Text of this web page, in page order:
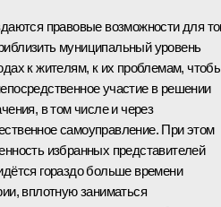
правовые возможности для
муниципальный уровень
к жителям, к их проблемам,
участие в решении
в том числе и через
самоуправление. При этом
избранных представителей
гораздо больше времени
вплотную заниматься